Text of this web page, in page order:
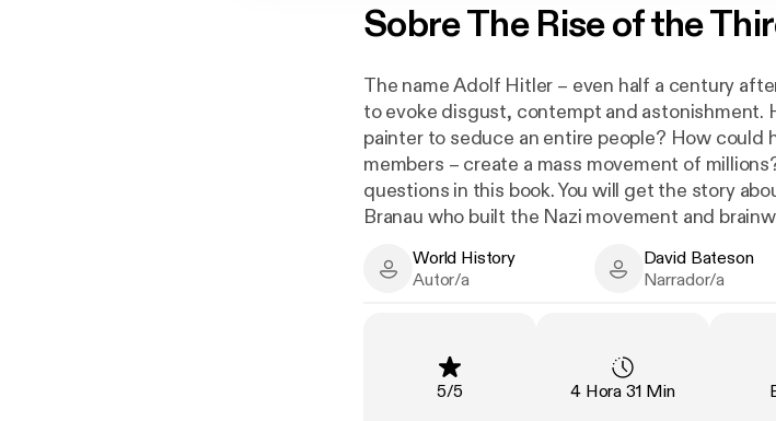
SobreThe Rise of the
The name Adolf Hitler – even half a century
to evoke disgust, contempt and astonishment.
painter to seduce an entire people? How
members – create a mass movement of
questions in this book. You will get the story
Branau who built the Nazi movement and
not least with extraordinary oratorical skills.
followed their Führer into the most brutal and
World History - Author
World History
Autor/a
David Bateson -
David Bateson
Narrador/a
Clasificación
5/5 Duración:
4 Hora 31 Min